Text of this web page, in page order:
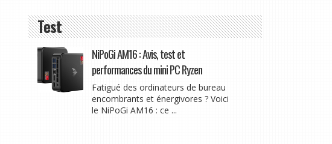
Test
NiPoGi AM16 : Avis, test et
performances du mini PC Ryzen
Fatigué des ordinateurs de bureau
encombrants et énergivores ? Voici
le NiPoGi AM16 : ce ...